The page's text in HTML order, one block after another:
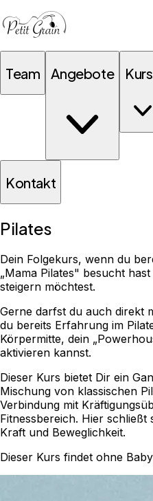
Team Angebote
Kontakt
Pilates
Dein Folgekurs, wenn du
„Mama Pilates" besucht
steigern möchtest.
Gerne darfst du auch direkt
du bereits Erfahrung im
Körpermitte, dein
aktivieren kannst.
Dieser Kurs bietet Dir ein
Mischung von klassischen
Verbindung mit
Fitnessbereich. Hier schließt
Kraft und Beweglichkeit.
Dieser Kurs findet ohne